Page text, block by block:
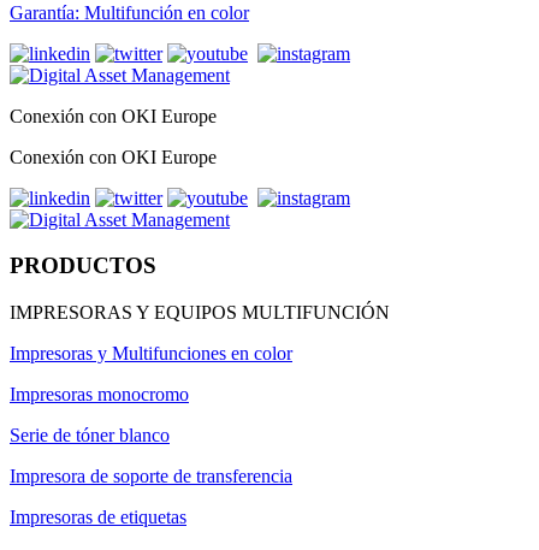
Garantía: Multifunción en color
Conexión con OKI Europe
Conexión con OKI Europe
PRODUCTOS
IMPRESORAS Y EQUIPOS MULTIFUNCIÓN
Impresoras y Multifunciones en color
Impresoras monocromo
Serie de tóner blanco
Impresora de soporte de transferencia
Impresoras de etiquetas